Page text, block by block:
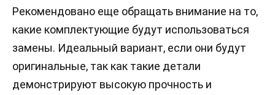
Рекомендовано еще обращать внимание на то,
какие комплектующие будут использоваться
замены. Идеальный вариант, если они будут
оригинальные, так как такие детали
демонстрируют высокую прочность и